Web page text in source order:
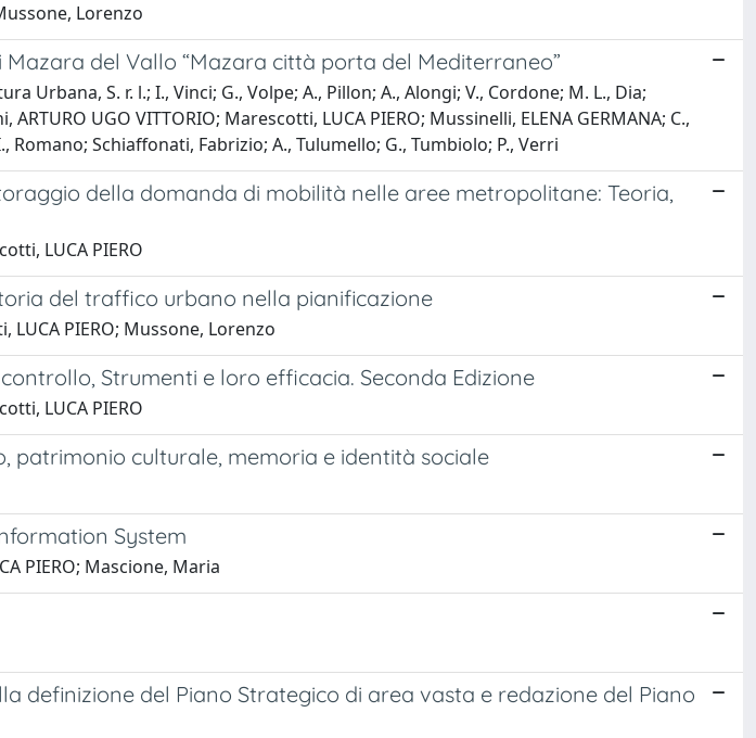
Lorenzo
del Vallo “Mazara città porta del Mediterraneo”
Urbana, S. r. l.; I., Vinci; G., Volpe; A., Pillon; A., Alongi; V., Cordone; M. L., Dia;
UGO VITTORIO; Marescotti, LUCA PIERO; Mussinelli, ELENA GERMANA; C.,
Romano; Schiaffonati, Fabrizio; A., Tulumello; G., Tumbiolo; P., Verri
della domanda di mobilità nelle aree metropolitane: Teoria,
LUCA PIERO
del traffico urbano nella pianificazione
LUCA PIERO; Mussone, Lorenzo
Strumenti e loro efficacia. Seconda Edizione
LUCA PIERO
patrimonio culturale, memoria e identità sociale
System
PIERO; Mascione, Maria
definizione del Piano Strategico di area vasta e redazione del Piano